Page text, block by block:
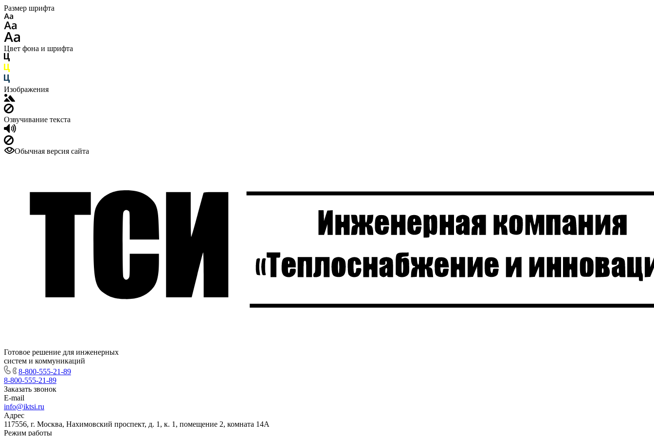
Размер шрифта
Цвет фона и шрифта
Изображения
Озвучивание текста
Обычная версия сайта
Готовое решение для инженерных
систем и коммуникаций
8-800-555-21-89
8-800-555-21-89
Заказать звонок
E-mail
info@iktsi.ru
Адрес
117556, г. Москва, Нахимовский проспект, д. 1, к. 1, помещение 2, комната 14А
Режим работы